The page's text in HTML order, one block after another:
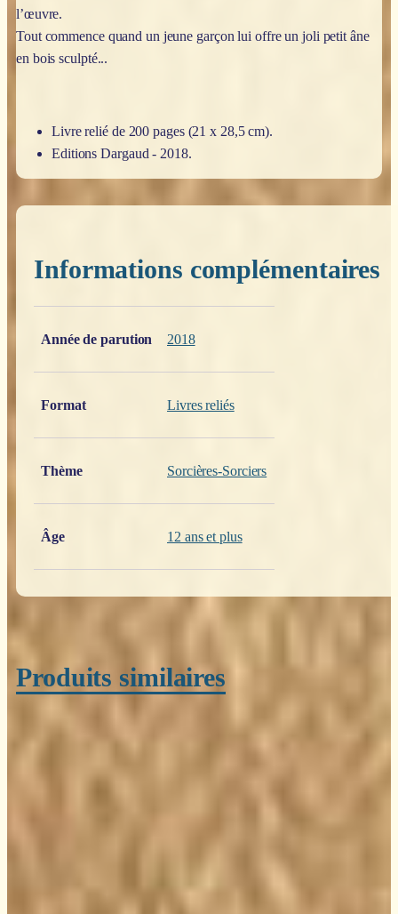
l’œuvre.
Tout commence quand un jeune garçon lui offre un joli petit âne
en bois sculpté...
Livre relié de 200 pages (21 x 28,5 cm).
Editions Dargaud - 2018.
Informations complémentaires
Année de parution
2018
Format Livres reliés
Thème Sorcières-Sorciers
Âge 12 ans et plus
Produits similaires